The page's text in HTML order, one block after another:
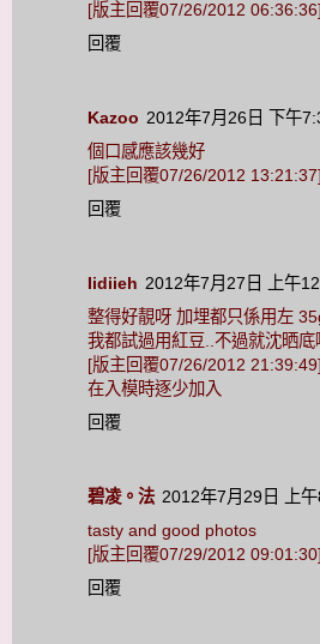
[版主回覆07/26/2012
回覆
Kazoo 2012年7月26日 下午
個口感應該幾好
[版主回覆07/26/2012
回覆
Iidiieh 2012年7月27日 上午
整得好靚呀 加埋都只係用左
我都試過用紅豆..不過就沈晒底
[版主回覆07/26/2012
在入模時逐少加入
回覆
碧凌。法 2012年7月29日 上
tasty and good photos
[版主回覆07/29/2012
回覆